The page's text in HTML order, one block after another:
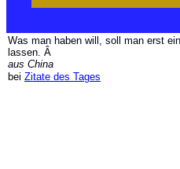
Was man haben will, soll man erst
lassen. Â
aus China
bei Zitate des Tages